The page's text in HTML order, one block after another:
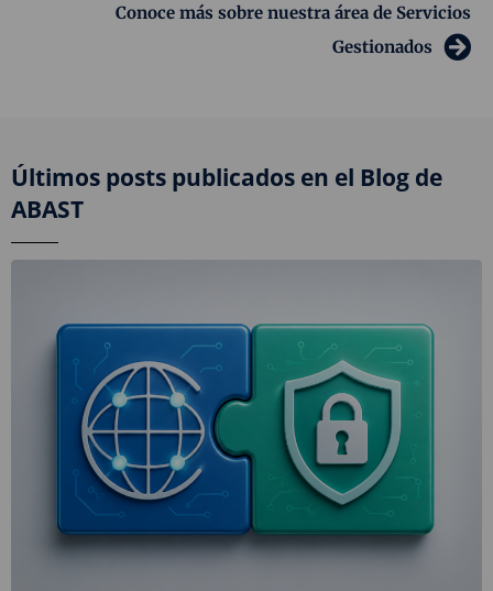
Conoce más sobre nuestra área de Servicios
Gestionados
Últimos posts publicados en el Blog de
ABAST